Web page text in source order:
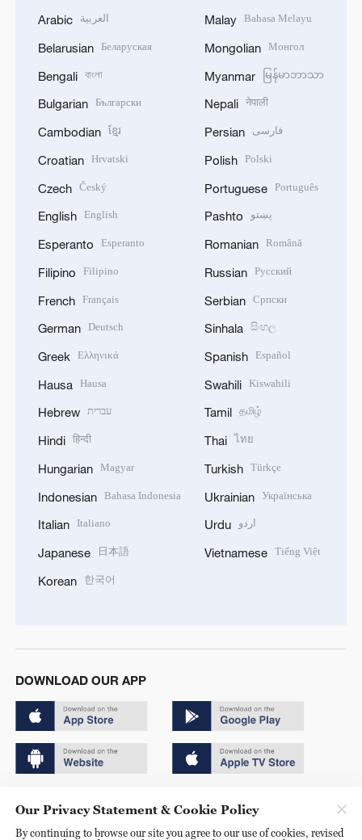
Arabic العربية
Belarusian Беларуская
Bengali বাংলা
Bulgarian Български
Cambodian ខ្មែរ
Croatian Hrvatski
Czech Český
English English
Esperanto Esperanto
Filipino Filipino
French Français
German Deutsch
Greek Ελληνικά
Hausa Hausa
Hebrew עברית
Hindi हिन्दी
Hungarian Magyar
Indonesian Bahasa Indonesia
Italian Italiano
Japanese 日本語
Korean 한국어
Malay Bahasa Melayu
Mongolian Монгол
Myanmar မြန်မာဘာသာ
Nepali नेपाली
Persian فارسی
Polish Polski
Portuguese Português
Pashto پښتو
Romanian Română
Russian Русский
Serbian Српски
Sinhala සිංහල
Spanish Español
Swahili Kiswahili
Tamil தமிழ்
Thai ไทย
Turkish Türkçe
Ukrainian Українська
Urdu اردو
Vietnamese Tiếng Việt
DOWNLOAD OUR APP
京ICP备20000184号
Our Privacy Statement & Cookie Policy
By continuing to browse our site you agree to our use of cookies, revised